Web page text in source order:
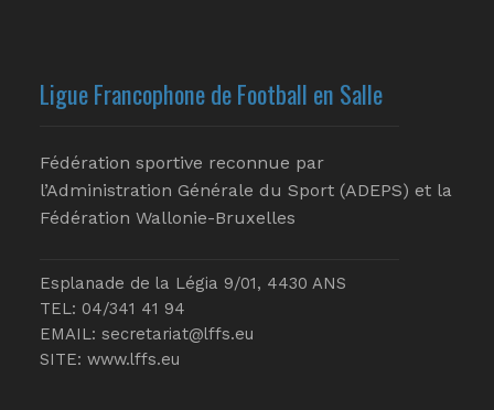
Ligue Francophone de Football en Salle
Fédération sportive reconnue par
l’Administration Générale du Sport (ADEPS) et la
Fédération Wallonie-Bruxelles
Esplanade de la Légia 9/01, 4430 ANS
TEL: 04/341 41 94
EMAIL: secretariat@lffs.eu
SITE: www.lffs.eu